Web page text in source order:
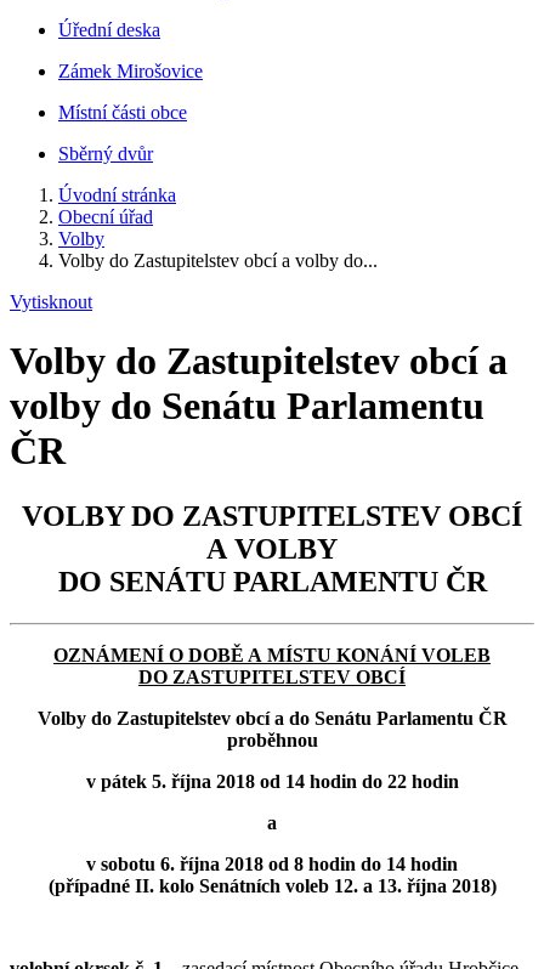
Úřední deska
Zámek Mirošovice
Místní části obce
Sběrný dvůr
Úvodní stránka
Obecní úřad
Volby
Volby do Zastupitelstev obcí a volby do...
Vytisknout
Volby do Zastupitelstev obcí a
volby do Senátu Parlamentu
ČR
VOLBY DO ZASTUPITELSTEV OBCÍ
A VOLBY
DO SENÁTU PARLAMENTU ČR
OZNÁMENÍ O DOBĚ A MÍSTU KONÁNÍ VOLEB
DO ZASTUPITELSTEV OBCÍ
Volby do Zastupitelstev obcí a do Senátu Parlamentu ČR
proběhnou
v pátek 5. října 2018 od 14 hodin do 22 hodin
a
v sobotu 6. října 2018 od 8 hodin do 14 hodin
(případné II. kolo Senátních voleb 12. a 13. října 2018)